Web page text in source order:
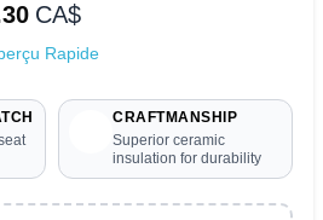
CA$
Rapide
CRAFTMANSHIP
Superior ceramic
insulation for durability